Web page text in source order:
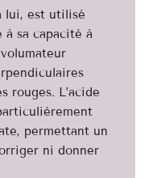
lui, est utilisé
à sa capacité à
rouges. L’acide
permettant un
ni donner